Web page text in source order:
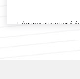
L'équipe attractivité
Toutes les